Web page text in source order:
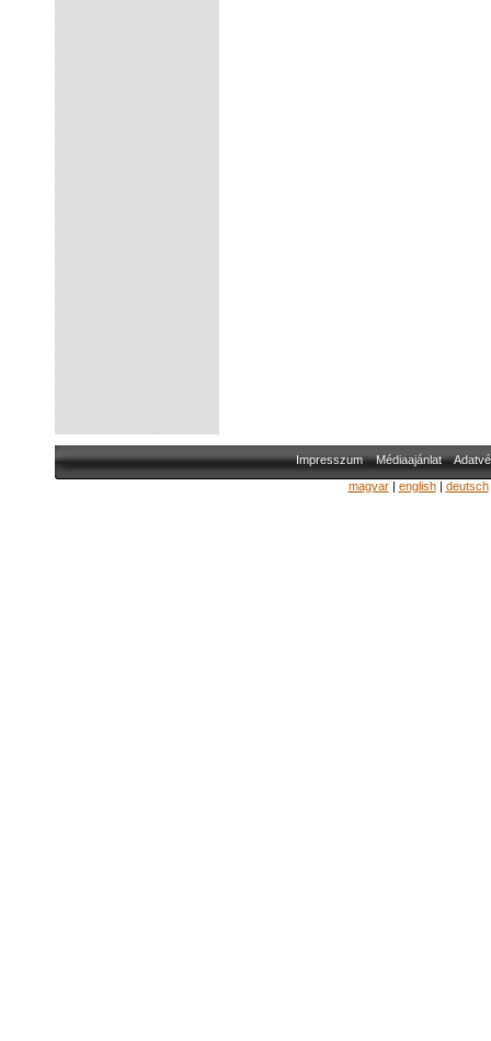
Impresszum Médiaajánlat
magyar| english| deutsch